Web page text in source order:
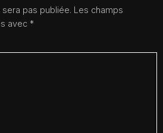
pas publiée. Les champs
avec *